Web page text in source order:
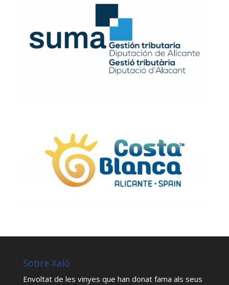
Sobre Xaló
Envoltat de les vinyes que han donat fama als seus